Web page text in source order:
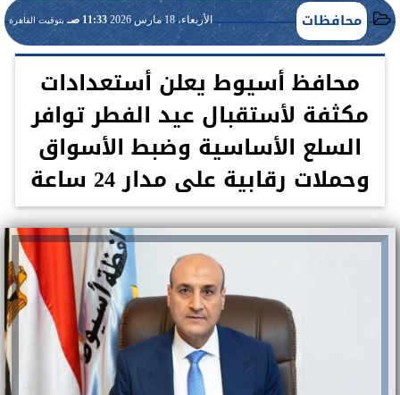
محافظات الأربعاء، 18 مارس 2026 11:33 صـ بتوقيت القاهرة
محافظ أسيوط يعلن أستعدادات
مكثفة لأستقبال عيد الفطر توافر
السلع الأساسية وضبط الأسواق
وحملات رقابية على مدار 24 ساعة